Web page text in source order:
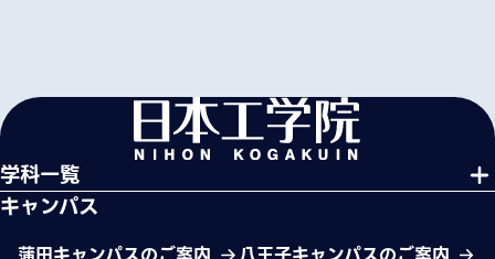
学科一覧
キャンパス